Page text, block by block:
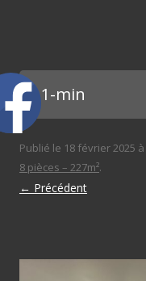
ch 1-min
Publié le 18 février 2025 à
8 pièces – 227m².
← Précédent